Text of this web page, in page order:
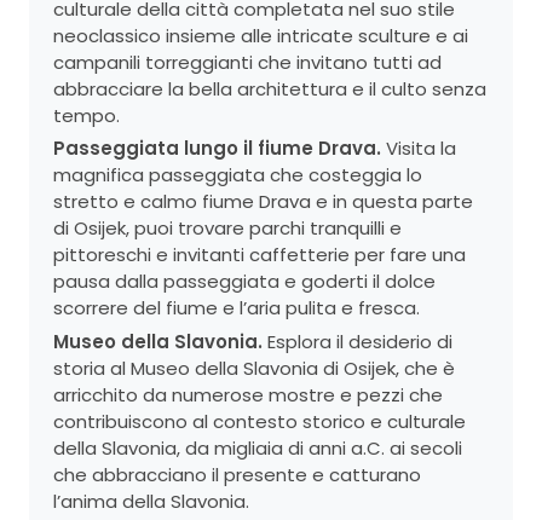
culturale della città completata nel suo stile
neoclassico insieme alle intricate sculture e ai
campanili torreggianti che invitano tutti ad
abbracciare la bella architettura e il culto senza
tempo.
Passeggiata lungo il fiume Drava. Visita la
magnifica passeggiata che costeggia lo
stretto e calmo fiume Drava e in questa parte
di Osijek, puoi trovare parchi tranquilli e
pittoreschi e invitanti caffetterie per fare una
pausa dalla passeggiata e goderti il ​​dolce
scorrere del fiume e l’aria pulita e fresca.
Museo della Slavonia. Esplora il desiderio di
storia al Museo della Slavonia di Osijek, che è
arricchito da numerose mostre e pezzi che
contribuiscono al contesto storico e culturale
della Slavonia, da migliaia di anni a.C. ai secoli
che abbracciano il presente e catturano
l’anima della Slavonia.